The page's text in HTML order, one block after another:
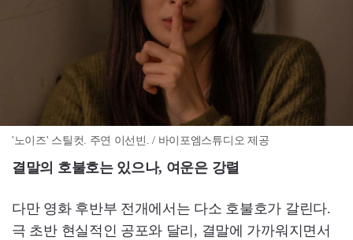
'노이즈' 스틸컷. 주연 이선빈. / 바이포엠스튜디오 제공
결말의 호불호는 있으나, 여운은 강렬
다만 영화 후반부 전개에서는 다소 호불호가 갈린다.
극 초반 현실적인 공포와 달리, 결말에 가까워지면서